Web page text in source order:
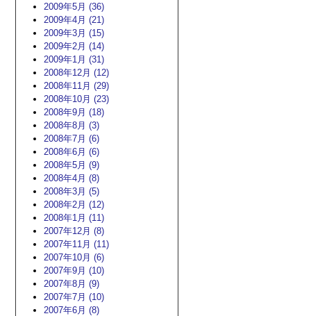
2009年5月 (36)
2009年4月 (21)
2009年3月 (15)
2009年2月 (14)
2009年1月 (31)
2008年12月 (12)
2008年11月 (29)
2008年10月 (23)
2008年9月 (18)
2008年8月 (3)
2008年7月 (6)
2008年6月 (6)
2008年5月 (9)
2008年4月 (8)
2008年3月 (5)
2008年2月 (12)
2008年1月 (11)
2007年12月 (8)
2007年11月 (11)
2007年10月 (6)
2007年9月 (10)
2007年8月 (9)
2007年7月 (10)
2007年6月 (8)